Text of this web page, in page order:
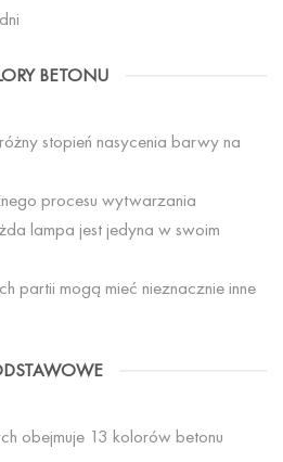
BETONU
stopień nasycenia barwy na
procesu wytwarzania
lampa jest jedyna w swoim
partii mogą mieć nieznacznie inne
obejmuje 13 kolorów betonu